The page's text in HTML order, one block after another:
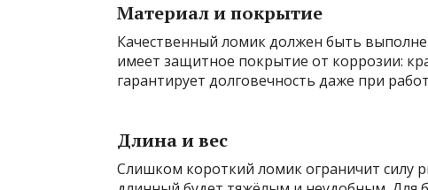
Материал и покрытие
Качественный ломик должен быть
имеет защитное покрытие от коррозии:
гарантирует долговечность даже при
Длина и вес
Слишком короткий ломик ограничит силу